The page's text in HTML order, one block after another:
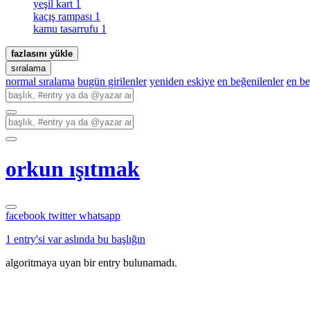
yeşil kart 1
kaçış rampası 1
kamu tasarrufu 1
fazlasını yükle
sıralama
normal sıralama bugün girilenler yeniden eskiye en beğenilenler en
orkun ışıtmak
facebook twitterwhatsapp
1 entry'si var aslında bu başlığın
algoritmaya uyan bir entry bulunamadı.